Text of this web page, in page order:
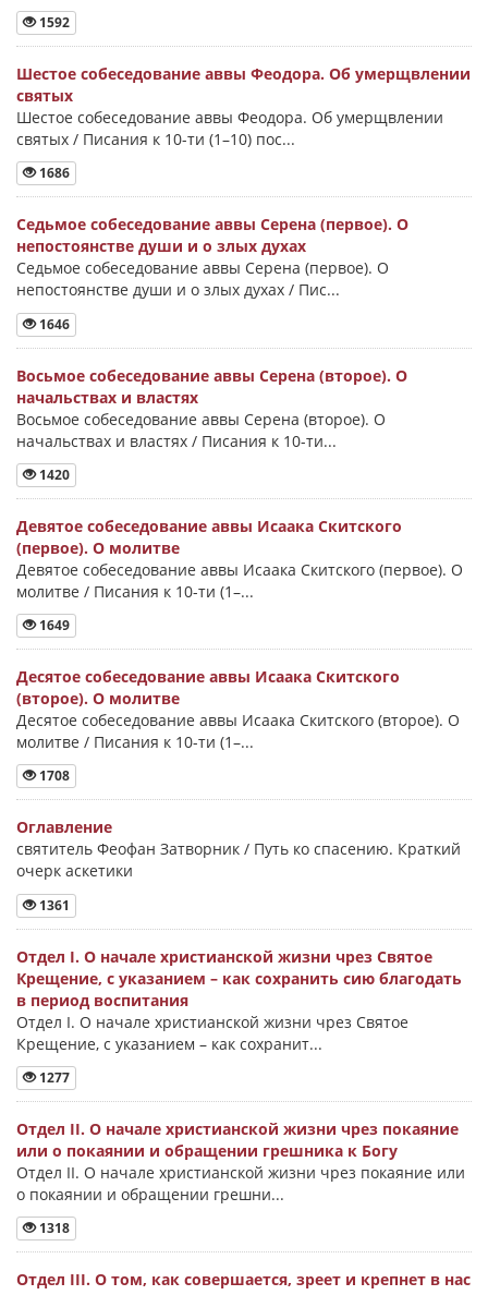
1592
Шестое собеседование аввы Феодора. Об умерщвлении
святых
Шестое собеседование аввы Феодора. Об умерщвлении
святых / Писания к 10-ти (1–10) пос...
1686
Седьмое собеседование аввы Серена (первое). О
непостоянстве души и о злых духах
Седьмое собеседование аввы Серена (первое). О
непостоянстве души и о злых духах / Пис...
1646
Восьмое собеседование аввы Серена (второе). О
начальствах и властях
Восьмое собеседование аввы Серена (второе). О
начальствах и властях / Писания к 10-ти...
1420
Девятое собеседование аввы Исаака Скитского
(первое). О молитве
Девятое собеседование аввы Исаака Скитского (первое). О
молитве / Писания к 10-ти (1–...
1649
Десятое собеседование аввы Исаака Скитского
(второе). О молитве
Десятое собеседование аввы Исаака Скитского (второе). О
молитве / Писания к 10-ти (1–...
1708
Оглавление
святитель Феофан Затворник / Путь ко спасению. Краткий
очерк аскетики
1361
Отдел I. О начале христианской жизни чрез Святое
Крещение, с указанием – как сохранить сию благодать
в период воспитания
Отдел I. О начале христианской жизни чрез Святое
Крещение, с указанием – как сохранит...
1277
Отдел II. О начале христианской жизни чрез покаяние
или о покаянии и обращении грешника к Богу
Отдел II. О начале христианской жизни чрез покаяние или
о покаянии и обращении грешни...
1318
Отдел III. О том, как совершается, зреет и крепнет в нас